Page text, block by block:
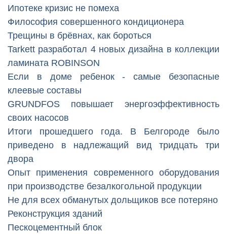
Ипотеке кризис не помеха
Философия совершенного кондиционера
Трещины в брёвнах, как бороться
Tarkett разработал 4 новых дизайна в коллекции
ламината ROBINSON
Если в доме ребенок - самые безопасные
клеевые составы
GRUNDFOS повышает энергоэффективность
своих насосов
Итоги прошедшего года. В Белгороде было
приведено в надлежащий вид тридцать три
двора
Опыт применения современного оборудования
при производстве безалкогольной продукции
Не для всех обманутых дольщиков все потеряно
Реконструкция зданий
Пескоцементный блок